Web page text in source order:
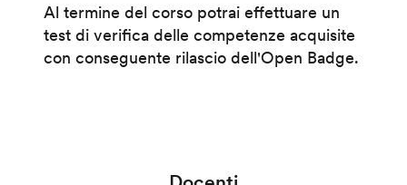
Al termine del corso potrai effettuare un
test di verifica delle competenze acquisite
con conseguente rilascio dell'Open Badge.